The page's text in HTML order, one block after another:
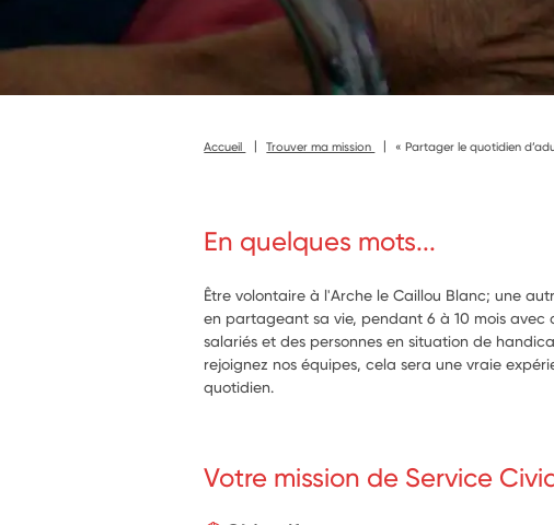
Accueil Trouver ma mission « Partager le quotidien
En quelques mots...
Être volontaire à l'Arche le Caillou Blanc; une
en partageant sa vie, pendant 6 à 10 mois avec
salariés et des personnes en situation de
rejoignez nos équipes, cela sera une vraie
quotidien.
Votre mission de Service